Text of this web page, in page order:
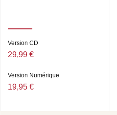
Version CD
29,99 €
Version Numérique
19,95 €